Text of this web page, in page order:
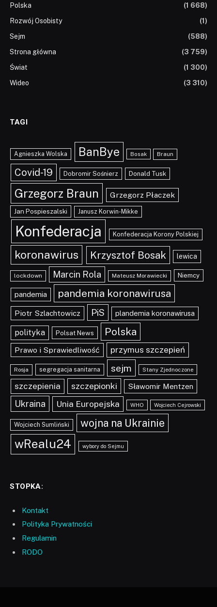
Polska
(1 668)
Rozwój Osobisty
(1)
Sejm
(588)
Strona główna
(3 759)
Świat
(1 300)
Wideo
(3 310)
TAGI
Agnieszka Wolska BanBye Bosak Braun
Covid-19 Dobromir Sośnierz Donald Tusk
Grzegorz Braun Grzegorz Płaczek
Jan Pospieszalski Janusz Korwin-Mikke
Konfederacja Konfederacja Korony Polskiej
koronawirus Krzysztof Bosak lewica
lockdown Marcin Rola Mateusz Morawiecki Niemcy
pandemia pandemia koronawirusa
Piotr Szlachtowicz PiS plandemia koronawirusa
polityka Polsat News Polska
Prawo i Sprawiedliwość przymus szczepień
Rosja segregacja sanitarna sejm Stany Zjednoczone
szczepienia szczepionki Sławomir Mentzen
Ukraina Unia Europejska WHO Wojciech Cejrowski
Wojciech Sumliński wojna na Ukrainie
wRealu24 wybory do Sejmu
STOPKA:
Kontakt
Polityka Prywatności
Regulamin
RODO